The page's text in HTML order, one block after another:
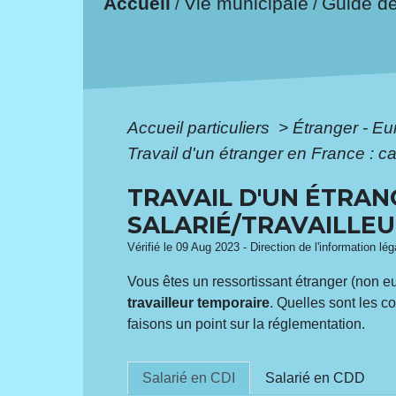
/ /
Accueil particuliers > Étranger -
Travail d'un étranger en France :
TRAVAIL D'UN
SALARIÉ/
Vérifié le 09 Aug 2023 - Direction de l'information
Vous êtes un ressortissant étranger (non
travailleur temporaire. Quelles sont les
faisons un point sur la réglementation.
Salarié en CDI Salarié en CDD